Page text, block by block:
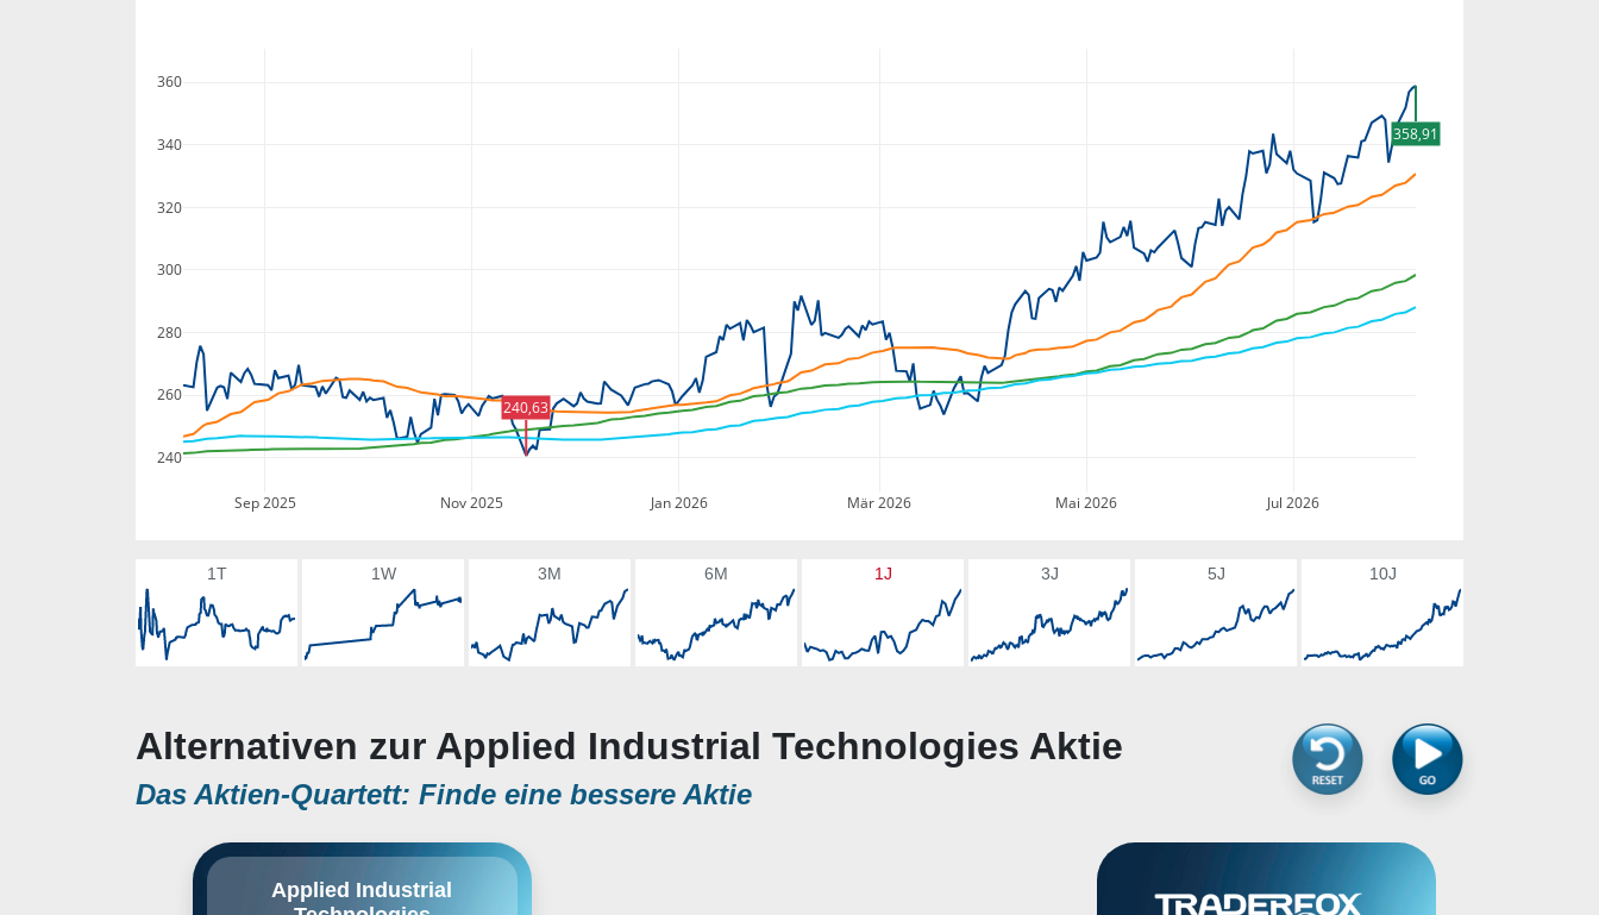
Sep 2025 Nov 2025 Jan 2026 Mär 2026 Mai 2026 Jul 2026
240
260
280
300
320
340
360
358,91
240,63
1T 1W 3M 6M 1J 3J 5J 10J
Alternativen zur Applied Industrial Technologies Aktie
Das Aktien-Quartett: Finde eine bessere Aktie
Applied Industrial
Applied Industrial Technologies,
Inc. engages in the manufacture